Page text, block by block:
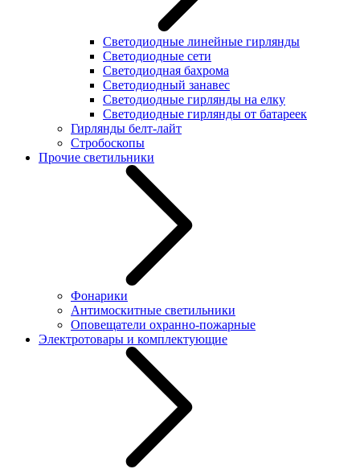
Светодиодные линейные гирлянды
Светодиодные сети
Светодиодная бахрома
Светодиодный занавес
Светодиодные гирлянды на елку
Светодиодные гирлянды от батареек
Гирлянды белт-лайт
Стробоскопы
Прочие светильники
Фонарики
Антимоскитные светильники
Оповещатели охранно-пожарные
Электротовары и комплектующие